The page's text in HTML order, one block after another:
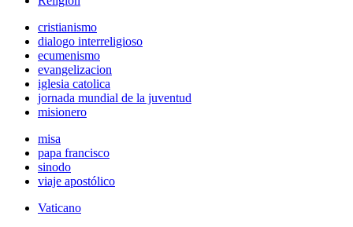
cristianismo
dialogo interreligioso
ecumenismo
evangelizacion
iglesia catolica
jornada mundial de la juventud
misionero
misa
papa francisco
sinodo
viaje apostólico
Vaticano